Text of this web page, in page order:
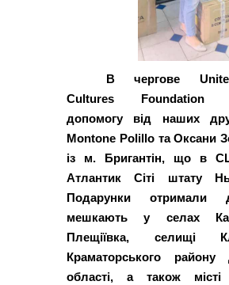
В чергове
Cultures Foundation
допомогу від наших
Montone Polillo та Оксани
із м. Бригантін, що в
Атлантик Сіті штату
Подарунки отримали
мешкають у селах
Плещіївка, селищі
Краматорського району
області, а також місті